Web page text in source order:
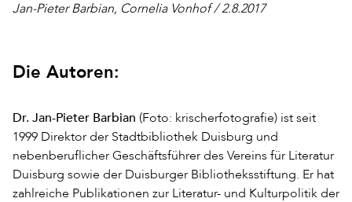
Jan-Pieter Barbian, Cornelia Vonhof / 2.8.2017
Die Autoren:
Dr. Jan-Pieter Barbian (Foto: krischerfotografie) ist seit
1999 Direktor der Stadtbibliothek Duis­burg und
nebenberuflicher Geschäftsführer des Vereins für Literatur
Duisburg sowie der Duisburger Bibliotheksstiftung. Er hat
zahlreiche Publikationen zur Literatur- und Kulturpolitik der